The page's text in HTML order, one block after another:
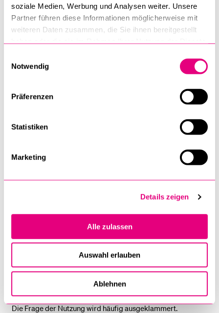
soziale Medien, Werbung und Analysen weiter. Unsere
Partner führen diese Informationen möglicherweise mit
weiteren Daten zusammen, die Sie ihnen bereitgestellt
Notwendig
Präferenzen
Statistiken
Marketing
Details zeigen
Alle zulassen
Auswahl erlauben
Ablehnen
Hochhausprojekte
Kapitalinteressen.
Soziologin Andrea Glauser
Ist das nicht verständlich, schliesslich prägen Türme das
Das stimmt, dennoch ist es nicht das einzige Kriterium, ob
eine Stadt lebenswert und urban im Sinne von gestaltbar ist.
Die Frage der Nutzung wird häufig ausgeklammert.